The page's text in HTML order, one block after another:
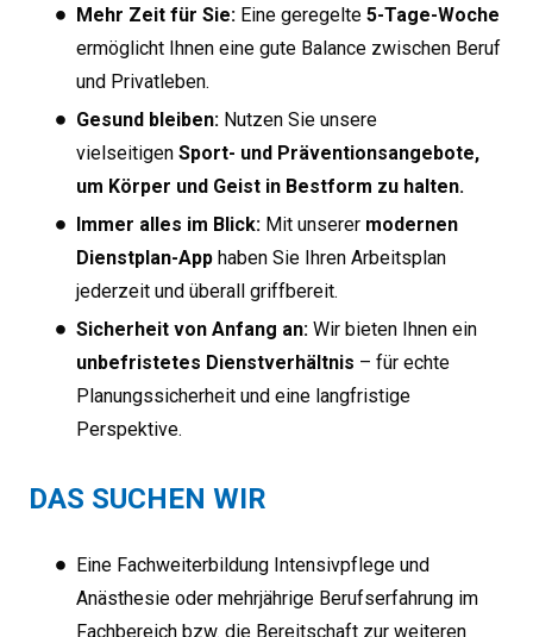
Mehr Zeit für Sie: Eine geregelte 5-Tage-Woche
ermöglicht Ihnen eine gute Balance zwischen Beruf
und Privatleben.
Gesund bleiben: Nutzen Sie unsere
vielseitigen Sport- und Präventionsangebote,
um Körper und Geist in Bestform zu halten.
Immer alles im Blick: Mit unserer modernen
Dienstplan-App haben Sie Ihren Arbeitsplan
jederzeit und überall griffbereit.
Sicherheit von Anfang an: Wir bieten Ihnen ein
unbefristetes Dienstverhältnis – für echte
Planungssicherheit und eine langfristige
Perspektive.
DAS SUCHEN WIR
Eine Fachweiterbildung Intensivpflege und
Anästhesie oder mehrjährige Berufserfahrung im
Fachbereich bzw. die Bereitschaft zur weiteren